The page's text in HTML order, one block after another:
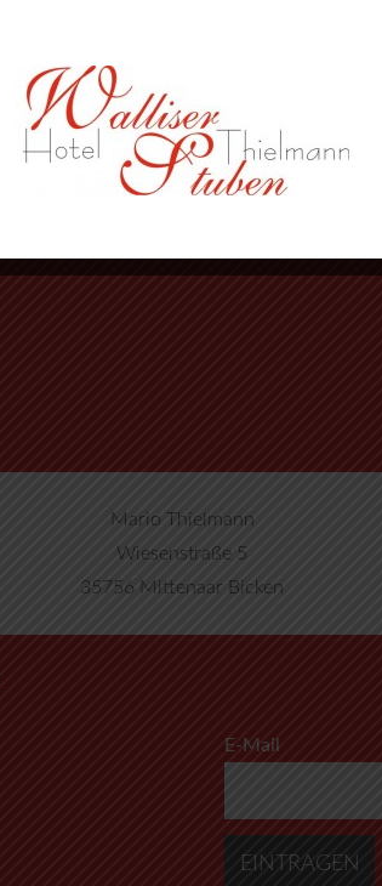
Mario Thielmann
Wiesenstraße 5
35756 Mittenaar Bicken
E-Mail